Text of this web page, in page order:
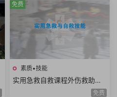
素质•技能
实用急救自救课程外伤救助家
庭护理复苏急救骨伤救助重病
免费
免费